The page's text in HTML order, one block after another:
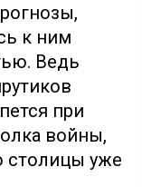
к ним
Ведь
при
войны,
столицы уже